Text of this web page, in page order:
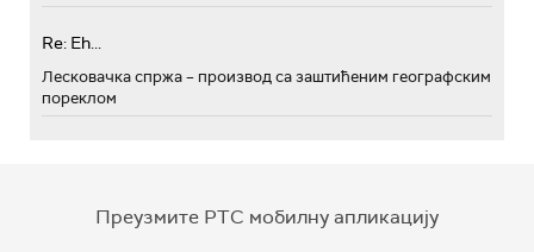
Re: Eh...
Лесковачка спржа – производ са заштићеним географским
пореклом
Преузмите РТС мобилну апликацију